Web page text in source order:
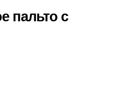
пальто с